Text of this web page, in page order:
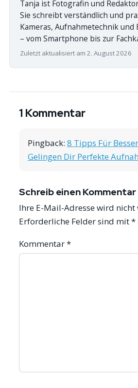
Tanja ist Fotografin und
Sie schreibt verständlich und
Kameras, Aufnahmetechnik
– vom Smartphone bis zur
Zuletzt aktualisiert am 2. August 2026
1 Kommentar
Pingback: 8 Tipps Für
Gelingen Dir Perfekte
Schreib einen Kommentar
Ihre E-Mail-Adresse wird
Erforderliche Felder sind mit*
Kommentar*